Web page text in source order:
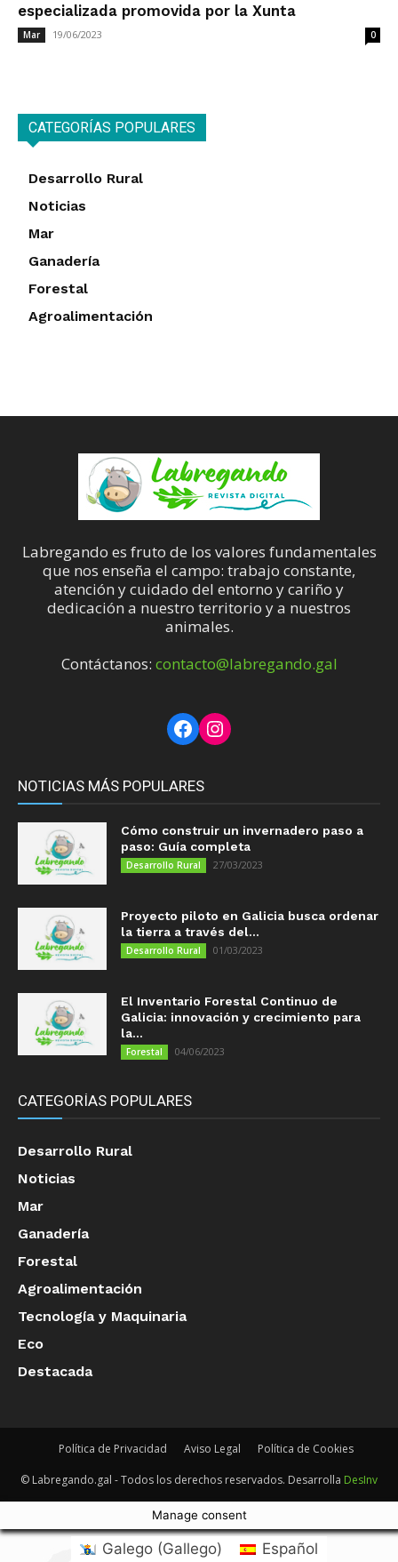
especializada promovida por la Xunta
Mar 19/06/2023 0
CATEGORÍAS POPULARES
Desarrollo Rural
Noticias
Mar
Ganadería
Forestal
Agroalimentación
Labregando es fruto de los valores fundamentales
que nos enseña el campo: trabajo constante,
atención y cuidado del entorno y cariño y
dedicación a nuestro territorio y a nuestros
animales.
Contáctanos: contacto@labregando.gal
Facebook
Instagram
NOTICIAS MÁS POPULARES
Cómo construir un invernadero paso a
paso: Guía completa
Desarrollo Rural 27/03/2023
Proyecto piloto en Galicia busca ordenar
la tierra a través del...
Desarrollo Rural 01/03/2023
El Inventario Forestal Continuo de
Galicia: innovación y crecimiento para
la...
Forestal 04/06/2023
CATEGORÍAS POPULARES
Desarrollo Rural
Noticias
Mar
Ganadería
Forestal
Agroalimentación
Tecnología y Maquinaria
Eco
Destacada
Política de Privacidad Aviso Legal Política de Cookies
© Labregando.gal - Todos los derechos reservados. Desarrolla DesInv
Manage consent
Galego (Gallego) Español